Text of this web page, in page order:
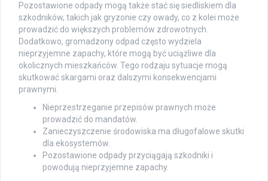
Pozostawione odpady mogą także stać się siedliskiem dla
szkodników, takich jak gryzonie czy owady, co z kolei może
prowadzić do większych problemów zdrowotnych.
Dodatkowo, gromadzony odpad często wydziela
nieprzyjemne zapachy, które mogą być uciążliwe dla
okolicznych mieszkańców. Tego rodzaju sytuacje mogą
skutkować skargami oraz dalszymi konsekwencjami
prawnymi.
Nieprzestrzeganie przepisów prawnych może
prowadzić do mandatów.
Zanieczyszczenie środowiska ma długofalowe skutki
dla ekosystemów.
Pozostawione odpady przyciągają szkodniki i
powodują nieprzyjemne zapachy.